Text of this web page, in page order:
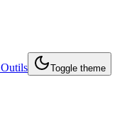
Toggle theme